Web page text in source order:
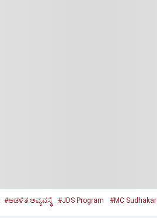
#ಆಡಳಿತ ಅವ್ಯವಸ್ಥೆ #JDS Program #MC Sudhakar